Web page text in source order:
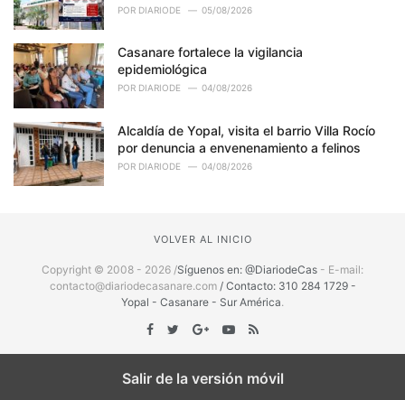
POR DIARIODE 05/08/2026
Casanare fortalece la vigilancia
epidemiológica
POR DIARIODE 04/08/2026
Alcaldía de Yopal, visita el barrio Villa Rocío
por denuncia a envenenamiento a felinos
POR DIARIODE 04/08/2026
VOLVER AL INICIO
Copyright © 2008 - 2026 /Síguenos en: @DiariodeCas - E-mail:
contacto@diariodecasanare.com / Contacto: 310 284 1729 -
Yopal - Casanare - Sur América.
Salir de la versión móvil